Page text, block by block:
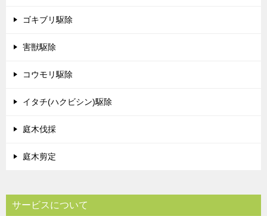
ゴキブリ駆除
害獣駆除
コウモリ駆除
イタチ(ハクビシン)駆除
庭木伐採
庭木剪定
サービスについて